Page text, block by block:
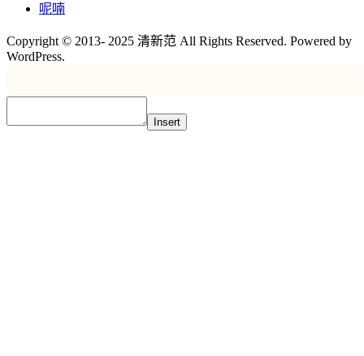
呢喃
Copyright © 2013- 2025 清新范 All Rights Reserved. Powered by
WordPress.
Insert